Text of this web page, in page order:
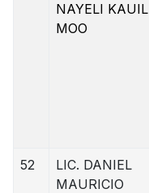
NAYELI KAUIL
MOO
52
LIC. DANIEL
MAURICIO